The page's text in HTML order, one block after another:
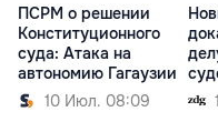
ПСРМ о решении
Конституционного
суда: Атака на
автономию Гагаузии
10 Июл. 08:09